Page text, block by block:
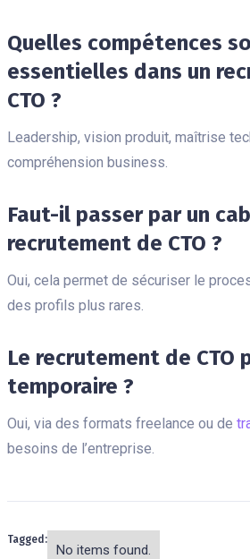
Quelles compétences
essentielles dans un
CTO ?
Leadership, vision produit, maîtrise
compréhension business.
Faut-il passer par un
recrutement de CTO ?
Oui, cela permet de sécuriser le
des profils plus rares.
Le recrutement de CTO
temporaire ?
Oui, via des formats freelance ou de
besoins de l’entreprise.
Tagged:
No items found.